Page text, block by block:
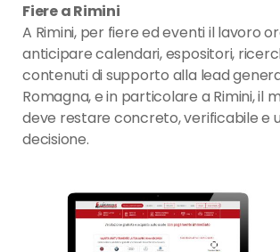
Fiere a Rimini
A Rimini, per fiere ed eventi il lavoro
anticipare calendari, espositori,
contenuti di supporto alla lead
Romagna, e in particolare a Rimini, il
deve restare concreto, verificabile e
decisione.